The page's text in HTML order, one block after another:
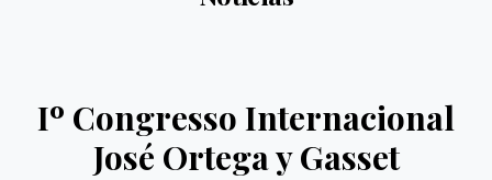
Iº Congresso Internacional
José Ortega y Gasset